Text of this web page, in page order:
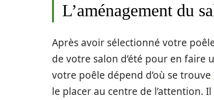
L’aménagement du
Après avoir sélectionné votre
de votre salon d’été pour en faire
votre poêle dépend d’où se trouve
le placer au centre de l’attention.